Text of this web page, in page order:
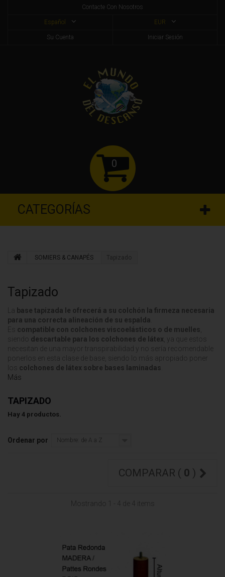
Contacte Con Nosotros
EUR
Español
Iniciar Sesión
Su Cuenta
0
CATEGORÍAS
SOMIERS & CANAPÉS Tapizado
Tapizado
La base tapizada le ofrecerá a su colchón la firmeza necesaria
para una correcta alineación de su espalda
compatible con colchones viscoelásticos o de muelles
siendo descartable para los colchones de látex , ya que estos
necesitan de una mayor transpirabilidad y no sería recomendable
ponerlos en esta clase de base, siendo lo más apropiado poner
colchones de látex sobre bases laminadas
Más
TAPIZADO
Hay 4 productos.
Ordenar por Nombre: de A a Z
COMPARAR ( 0 )
Mostrando 1 - 4 de 4 items